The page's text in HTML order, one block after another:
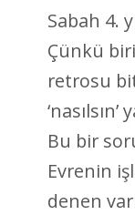
Sabah 4.
Çünkü
retrosu
Bu bir
Evrenin
denen